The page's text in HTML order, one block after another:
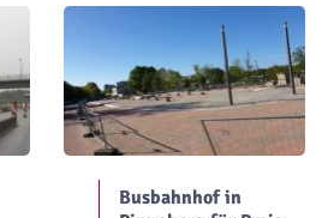
Busbahnhof in